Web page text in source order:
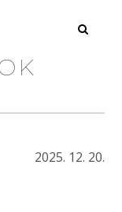
2025. 12. 20.